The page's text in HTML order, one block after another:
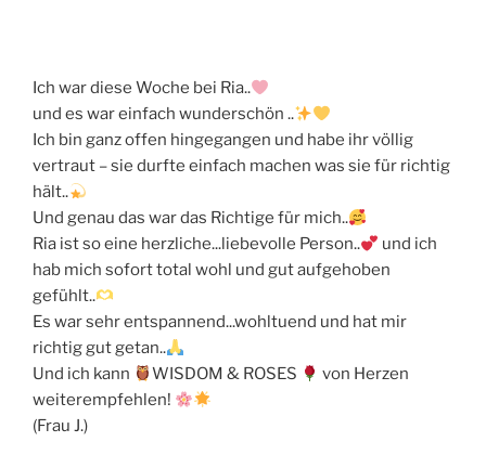
Ich war diese Woche bei Ria..
und es war einfach wunderschön ..
Ich bin ganz offen hingegangen und habe ihr völlig
vertraut – sie durfte einfach machen was sie für richtig
hält..
Und genau das war das Richtige für mich..
Ria ist so eine herzliche...liebevolle Person..
und ich
hab mich sofort total wohl und gut aufgehoben
gefühlt..
Es war sehr entspannend...wohltuend und hat mir
richtig gut getan..
Und ich kann
WISDOM & ROSES
von Herzen
weiterempfehlen!
(Frau J.)